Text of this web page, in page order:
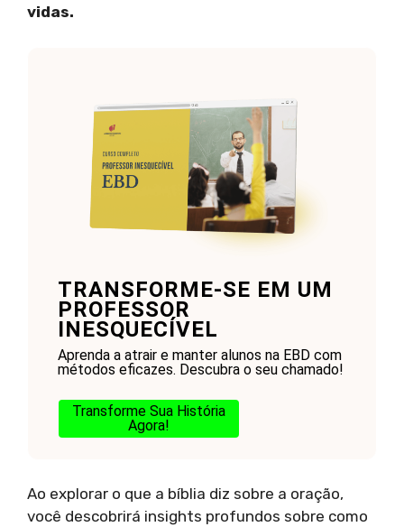
vidas.
TRANSFORME-SE EM UM
PROFESSOR
INESQUECÍVEL
Aprenda a atrair e manter alunos na EBD com
métodos eficazes. Descubra o seu chamado!
Transforme Sua História
Agora!
Ao explorar o que a bíblia diz sobre a oração,
você descobrirá insights profundos sobre como